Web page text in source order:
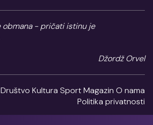
obmana - pričati istinu je
Džordž Orvel
Društvo Kultura SportMagazin O nama
Politika privatnosti